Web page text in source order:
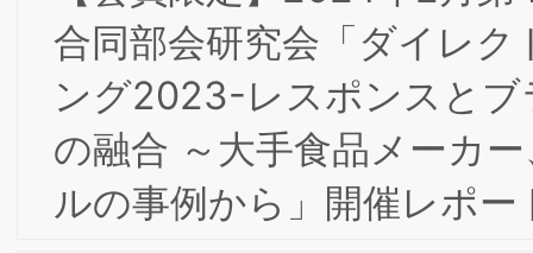
専門部会研究会「顧客起点の経営改革：
肌ラボ、ロクシタンからスマートニュ
スまで」Strategy Partners 西口一希 氏
【会員限定】2021年11月 東京第18回フ
ォーラム開催レポート